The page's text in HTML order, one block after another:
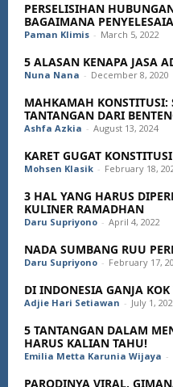
PERSELISIHAN
BAGAIMANA
Paman Klimis - March 5, 2022
5 ALASAN KENAPA JASA
Nuna Nana - December 8, 2020
MAHKAMAH KONSTITUSI:
TANTANGAN DARI
Ashfa Azkia - August 13, 2024
KARET GUGAT KONSTITUSI
Mohsen Klasik - February 18,
3 HAL YANG HARUS
KULINER RAMADHAN
Daru Supriyono - April 4, 2022
NADA SUMBANG RUU
Daru Supriyono - February 17,
DI INDONESIA GANJA
Adjie Hari Setiawan - July 1,
5 TANTANGAN DALAM
HARUS KALIAN TAHU!
Emilia Metta Karunia Wijaya -
PARODINYA VIRAL,